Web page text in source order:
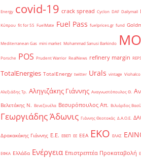
Energy covid-19 crack spread Cyclon DAF Dailymail
Κύπρου fit for 55 FuelMate Fuel Pass fuelprices.gr fund
Mediterranean Gas mini market Mohammad Sanusi Barkindo
Porsche POS Prudent Warrior RealNews refinery margin
TotalEnergies TotalEnergy twitter Urals vintage Viohalco
Αλεξιάδης Τρ. Αληγιζάκης Γιάννης Αναγνωστόπουλος Θ.
Βελετάκης Ν. Βενεζουέλα Βεσυρόπουλος Απ. Βιλιάρδος
Γεωργιάδης Άδωνις Γιάννης Θεοτοκάς Δ.Α.Ο.Ε.
Δρακακάκης Γιάννης Ε.Ε. ΕΒΕΠ ΕΕ ΕΕΑ ΕΚΟ ΕΛΑΣ
ΕΦΚΑ Ελλάδα Ενέργεια Επιστρεπτέα Προκαταβολή